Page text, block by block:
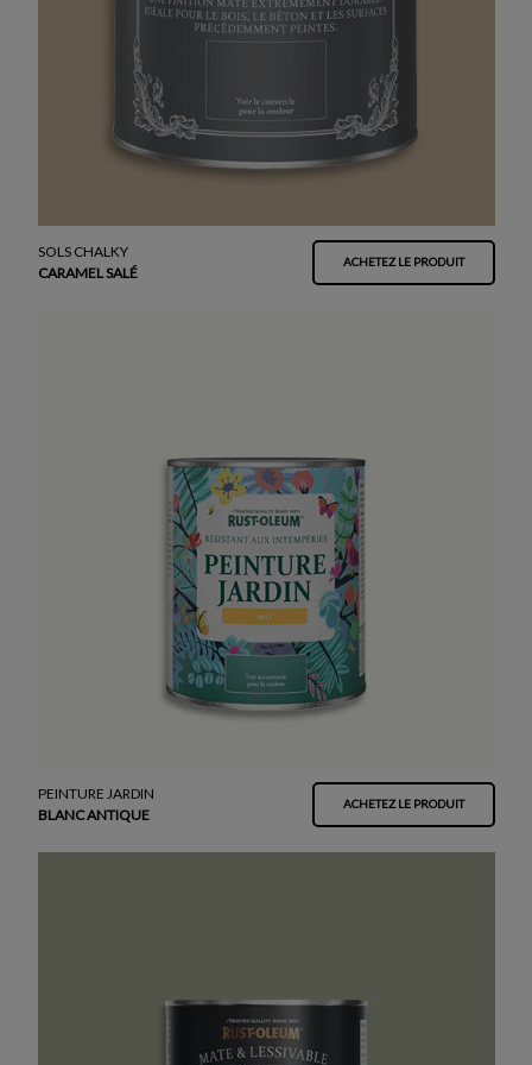
SOLS CHALKY
CARAMEL SALÉ
ACHETEZ LE PRODUIT
PEINTURE JARDIN
BLANC ANTIQUE
ACHETEZ LE PRODUIT